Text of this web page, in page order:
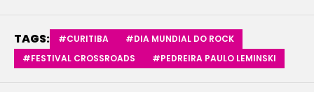
TAGS: #CURITIBA
#DIA MUNDIAL DO ROCK
#FESTIVAL CROSSROADS
#PEDREIRA PAULO LEMINSKI